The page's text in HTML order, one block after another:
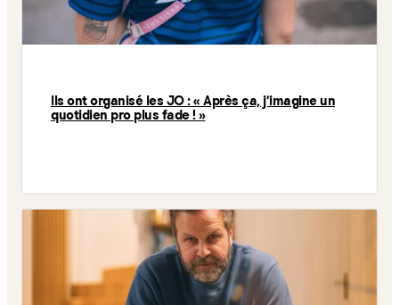
Ils ont organisé les JO : « Après ça, j’imagine un
quotidien pro plus fade ! »